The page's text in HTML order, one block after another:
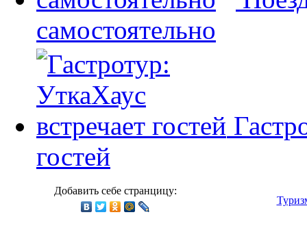
самостоятельно
гостей
Добавить себе странцицу: